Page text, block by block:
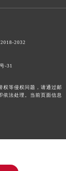
2032
-31
权等侵权问题，请通过邮
依法处理。当前页面信息